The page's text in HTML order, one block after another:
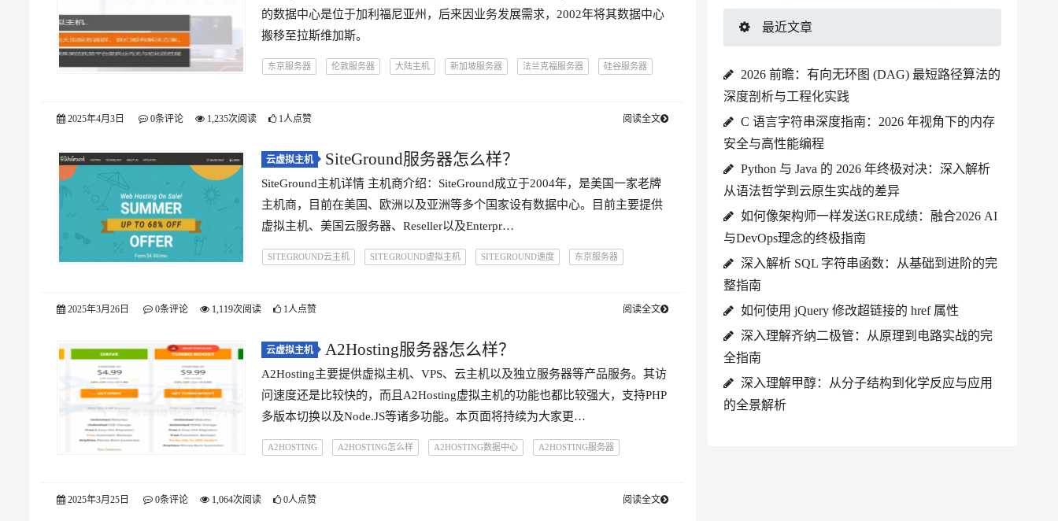
的数据中心是位于加利福尼亚州，后来因业务发展需求，2002年将其数据中心
搬移至拉斯维加斯。
东京服务器 伦敦服务器 大陆主机 新加坡服务器 法兰克福服务器 硅谷服务器
2025年4月3日 0条评论 1,235次阅读 1人点赞 阅读全文
云虚拟主机 SiteGround服务器怎么样？
SiteGround主机详情 主机商介绍：SiteGround成立于2004年，是美国一家老牌
主机商，目前在美国、欧洲以及亚洲等多个国家设有数据中心。目前主要提供
虚拟主机、美国云服务器、Reseller以及Enterpr…
SITEGROUND云主机 SITEGROUND虚拟主机 SITEGROUND速度 东京服务器
2025年3月26日 0条评论 1,119次阅读 1人点赞 阅读全文
云虚拟主机 A2Hosting服务器怎么样？
A2Hosting主要提供虚拟主机、VPS、云主机以及独立服务器等产品服务。其访
问速度还是比较快的，而且A2Hosting虚拟主机的功能也都比较强大，支持PHP
多版本切换以及Node.JS等诸多功能。本页面将持续为大家更…
A2HOSTING A2HOSTING怎么样 A2HOSTING数据中心 A2HOSTING服务器
2025年3月25日 0条评论 1,064次阅读 0人点赞 阅读全文
最近文章
2026 前瞻：有向无环图 (DAG) 最短路径算法的
深度剖析与工程化实践
C 语言字符串深度指南：2026 年视角下的内存
安全与高性能编程
Python 与 Java 的 2026 年终极对决：深入解析
从语法哲学到云原生实战的差异
如何像架构师一样发送GRE成绩：融合2026 AI
与DevOps理念的终极指南
深入解析 SQL 字符串函数：从基础到进阶的完
整指南
如何使用 jQuery 修改超链接的 href 属性
深入理解齐纳二极管：从原理到电路实战的完
全指南
深入理解甲醇：从分子结构到化学反应与应用
的全景解析